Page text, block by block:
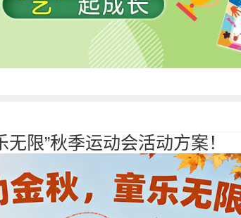
限”秋季运动会活动方案！